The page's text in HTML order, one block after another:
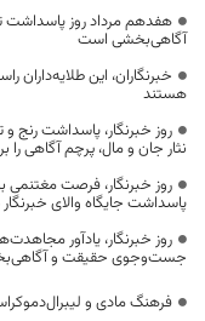
هفدهم مرداد روز پاسداشت
آگاهی‌بخشی است
خبرنگاران، این
هستند
روز خبرنگار، پاسداشت
نثار جان و مال، پرچم آگاهی
روز خبرنگار، فرصت مغتنمی
پاسداشت جایگاه والای
روز خبرنگار، یادآور
جست‌وجوی حقیقت و
فرهنگ مادی و